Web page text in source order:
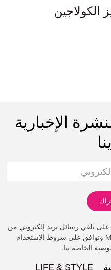
الإخبارية
على تلقي رسائل بريد إلكتروني من
مجلة Morela Russo Lifestyle وتوافق على شروط الاستخدام
الخاصة بنا.
LIFE & STYLE